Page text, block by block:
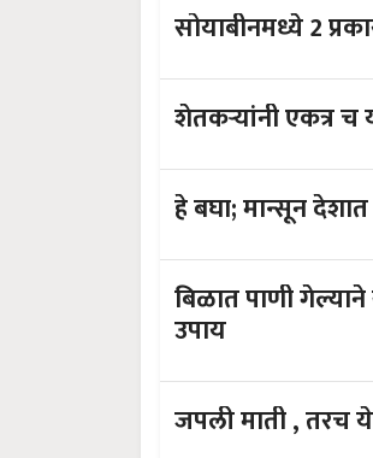
सोयाबीनमध्ये 2
हे बघा; मान्सून
बिळात पाणी
उपाय
जपली माती , तरच